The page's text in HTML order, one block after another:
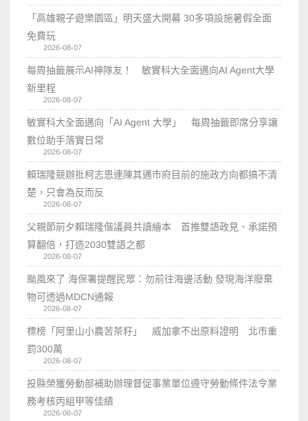
「高雄親子遊樂園區」明天盛大開幕 30多項設施暑假全面
免費玩
2026-08-07
每周抽籤展示AI神隊友！ 敏實科大全面邁向AI Agent大學
新里程
2026-08-07
敏實科大全面邁向「AI Agent 大學」 每周抽籤即席分享讓
數位助手落實日常
2026-08-07
賴瑞隆競辦批柯志恩連陳其邁市府目前的施政方向都搞不清
楚，只會為反而反
2026-08-07
父親節前夕賴瑞隆偕議員共讀繪本 首推雙語政見、承諾預
算翻倍，打造2030雙語之都
2026-08-07
颱風來了 海保署提醒民眾：勿前往海邊活動 發現海洋廢棄
物可透過MDCN通報
2026-08-07
標榜「阿里山小農苦茶籽」 威加拿不出原料證明 北市重
罰300萬
2026-08-07
投縣榮獲勞動部補助辦理督促事業單位遵守勞動條件法令業
務考核丙組甲等佳績
2026-08-07